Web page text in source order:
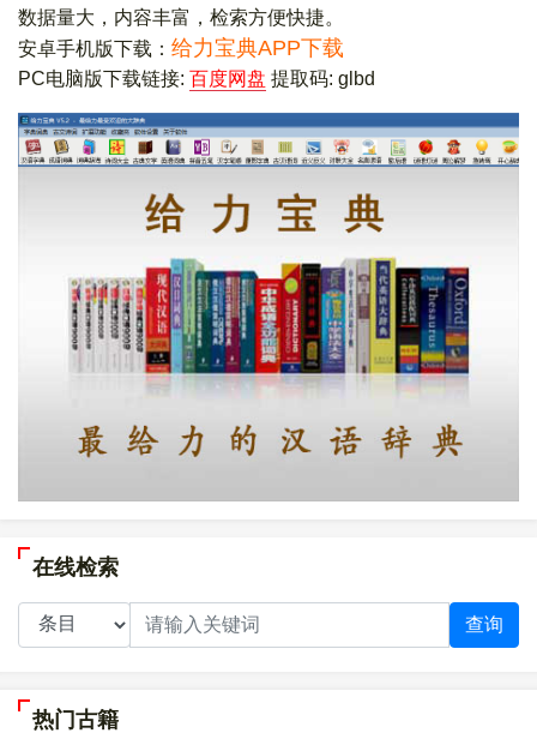
数据量大，内容丰富，检索方便快捷。
安卓手机版下载： 给力宝典APP下载
PC电脑版下载链接: 百度网盘 提取码: glbd
在线检索
查询
热门古籍